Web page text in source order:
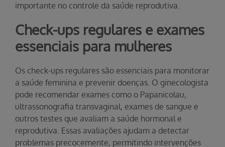
importante no controle da saúde reprodutiva.
Check-ups regulares e exames
essenciais para mulheres
Os check-ups regulares são essenciais para monitorar
a saúde feminina e prevenir doenças. O ginecologista
pode recomendar exames como o Papanicolau,
ultrassonografia transvaginal, exames de sangue e
outros testes que avaliam a saúde hormonal e
reprodutiva. Essas avaliações ajudam a detectar
problemas precocemente, permitindo intervenções